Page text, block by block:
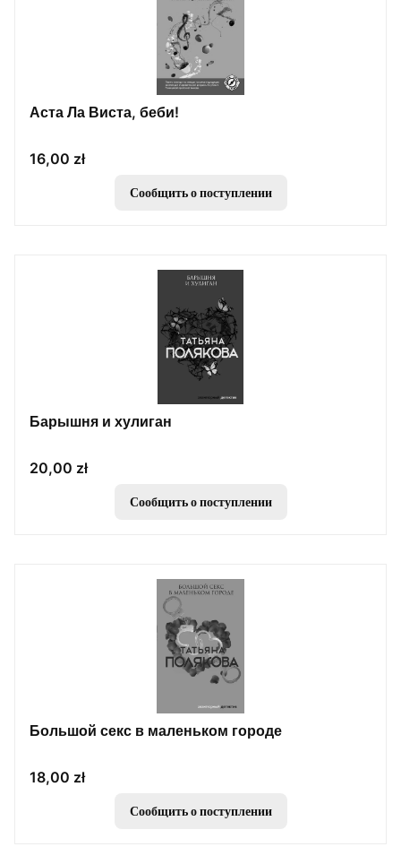
Аста Ла Виста, беби!
Цена
16,00 zł
Сообщить о поступлении
Барышня и хулиган
Цена
20,00 zł
Сообщить о поступлении
Большой секс в маленьком городе
Цена
18,00 zł
Сообщить о поступлении